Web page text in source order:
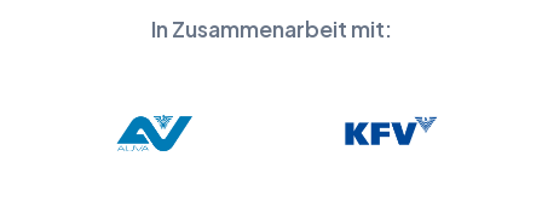
In Zusammenarbeit mit: